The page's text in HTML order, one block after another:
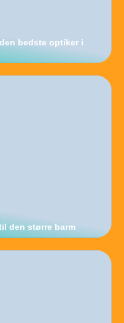
bedste optiker i
den større barm